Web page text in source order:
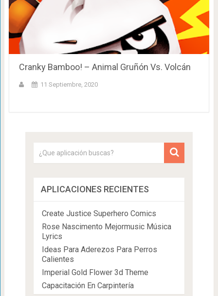
Cranky Bamboo! – Animal Gruñón Vs. Volcán
11 Septiembre, 2020
APLICACIONES RECIENTES
Create Justice Superhero Comics
Rose Nascimento Mejormusic Música
Lyrics
Ideas Para Aderezos Para Perros
Calientes
Imperial Gold Flower 3d Theme
Capacitación En Carpintería